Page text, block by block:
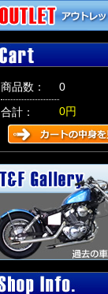
商品数：
0
合計：
0円